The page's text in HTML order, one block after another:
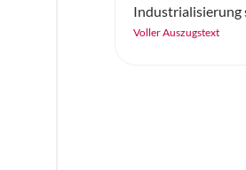
Industrialisierung
Voller Auszugstext